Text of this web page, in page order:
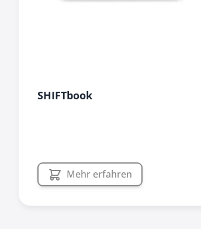
SHIFTbook
Mehr erfahren